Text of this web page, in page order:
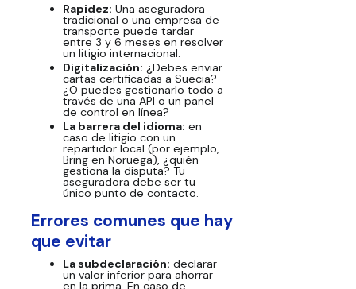
Rapidez: Una aseguradora
tradicional o una empresa de
transporte puede tardar
entre 3 y 6 meses en resolver
un litigio internacional.
Digitalización: ¿Debes enviar
cartas certificadas a Suecia?
¿O puedes gestionarlo todo a
través de una API o un panel
de control en línea?
La barrera del idioma: en
caso de litigio con un
repartidor local (por ejemplo,
Bring en Noruega), ¿quién
gestiona la disputa? Tu
aseguradora debe ser tu
único punto de contacto.
Errores comunes que hay
que evitar
La subdeclaración: declarar
un valor inferior para ahorrar
en la prima. En caso de